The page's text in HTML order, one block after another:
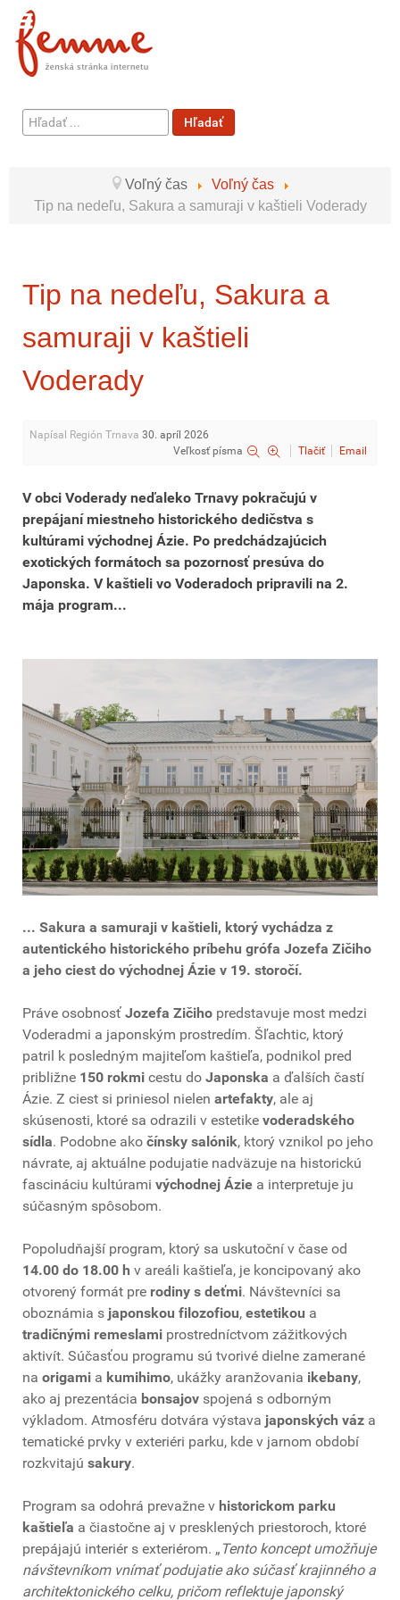
Hľadať
...
Hľadať
Voľný čas
Voľný čas
Tip na nedeľu, Sakura a samuraji v kaštieli Voderady
Tip na nedeľu, Sakura a
samuraji v kaštieli
Voderady
Napísal Región Trnava 30. apríl 2026
Veľkosť písma
Tlačiť Email
V obci Voderady neďaleko Trnavy pokračujú v
prepájaní miestneho historického dedičstva s
kultúrami východnej Ázie. Po predchádzajúcich
exotických formátoch sa pozornosť presúva do
Japonska. V kaštieli vo Voderadoch pripravili na 2.
mája program...
... Sakura a samuraji v kaštieli, ktorý vychádza z
autentického historického príbehu grófa Jozefa Zičiho
a jeho ciest do východnej Ázie v 19. storočí.
Práve osobnosť Jozefa Zičiho predstavuje most medzi
Voderadmi a japonským prostredím. Šľachtic, ktorý
patril k posledným majiteľom kaštieľa, podnikol pred
približne 150 rokmi cestu do Japonska a ďalších častí
Ázie. Z ciest si priniesol nielen artefakty, ale aj
skúsenosti, ktoré sa odrazili v estetike voderadského
sídla. Podobne ako čínsky salónik, ktorý vznikol po jeho
návrate, aj aktuálne podujatie nadväzuje na historickú
fascináciu kultúrami východnej Ázie a interpretuje ju
súčasným spôsobom.
Popoludňajší program, ktorý sa uskutoční v čase od
14.00 do 18.00 h v areáli kaštieľa, je koncipovaný ako
otvorený formát pre rodiny s deťmi. Návštevníci sa
oboznámia s japonskou filozofiou, estetikou a
tradičnými remeslami prostredníctvom zážitkových
aktivít. Súčasťou programu sú tvorivé dielne zamerané
na origami a kumihimo, ukážky aranžovania ikebany,
ako aj prezentácia bonsajov spojená s odborným
výkladom. Atmosféru dotvára výstava japonských váz a
tematické prvky v exteriéri parku, kde v jarnom období
rozkvitajú sakury.
Program sa odohrá prevažne v historickom parku
kaštieľa a čiastočne aj v presklených priestoroch, ktoré
prepájajú interiér s exteriérom. „ Tento koncept umožňuje
návštevníkom vnímať podujatie ako súčasť krajinného a
architektonického celku, pričom reflektuje japonský